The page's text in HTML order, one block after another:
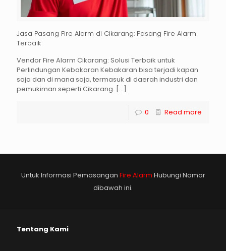
Jasa Pasang Fire Alarm di Cikarang: Pasang Fire Alarm
Terbaik
Vendor Fire Alarm Cikarang: Solusi Terbaik untuk
Perlindungan Kebakaran Kebakaran bisa terjadi kapan
saja dan di mana saja, termasuk di daerah industri dan
pemukiman seperti Cikarang. […]
0 Read more
Untuk Informasi Pemasangan Fire Alarm Hubungi Nomor
dibawah ini.
Tentang Kami